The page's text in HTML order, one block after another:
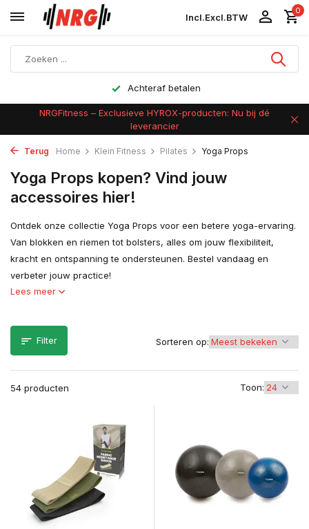
Incl.Excl.BTW
0
Achteraf betalen
NRGFitness – Exclusieve HYROX-producten: Nu bij dé
leverancier
Terug Home Klein Fitness Pilates Yoga Props
Yoga Props kopen? Vind jouw
accessoires hier!
Ontdek onze collectie Yoga Props voor een betere yoga-ervaring.
Van blokken en riemen tot bolsters, alles om jouw flexibiliteit,
kracht en ontspanning te ondersteunen. Bestel vandaag en
verbeter jouw practice!
Lees meer
Filter
54 producten Toon:
Sorteren op: